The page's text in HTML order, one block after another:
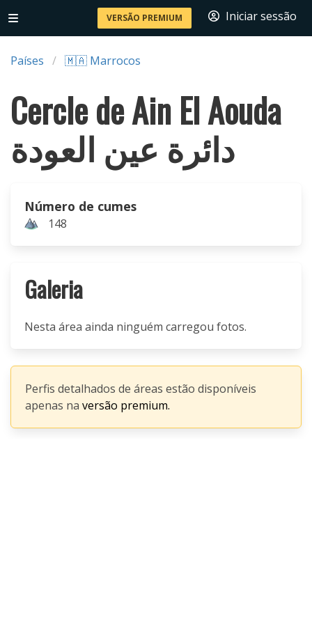
VERSÃO PREMIUM Iniciar sessão
Países 🇲🇦 Marrocos
Cercle de Ain El Aouda
دائرة عين العودة
Número de cumes
148
Galeria
Nesta área ainda ninguém carregou fotos.
Perfis detalhados de áreas estão disponíveis
apenas na versão premium.